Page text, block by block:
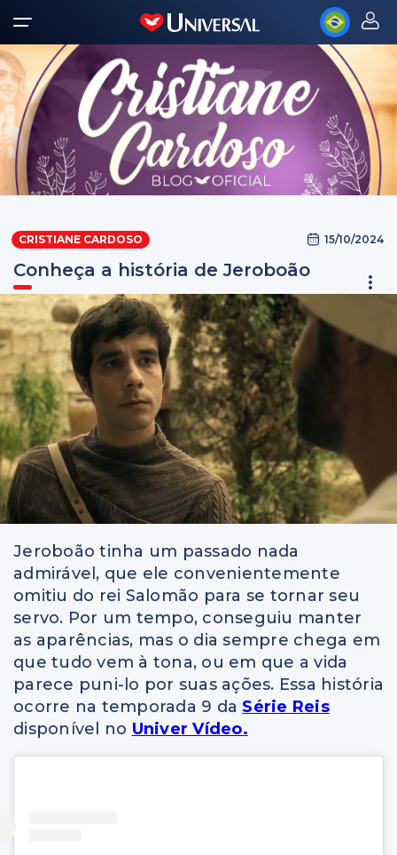
CRISTIANE CARDOSO 15/10/2024
Conheça a história de Jeroboão
Jeroboão tinha um passado nada
admirável, que ele convenientemente
omitiu do rei Salomão para se tornar seu
servo. Por um tempo, conseguiu manter
as aparências, mas o dia sempre chega em
que tudo vem à tona, ou em que a vida
parece puni-lo por suas ações. Essa história
ocorre na temporada 9 da Série Reis
disponível no Univer Vídeo.